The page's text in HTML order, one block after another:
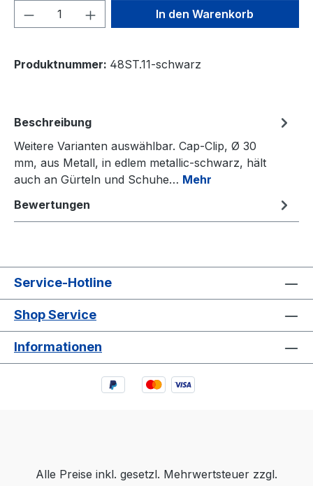
Produkt Anzahl: Gib denIn den Warenkorb
Produktnummer: 48ST.11-schwarz
Beschreibung
Weitere Varianten auswählbar. Cap-Clip, Ø 30
mm, aus Metall, in edlem metallic-schwarz, hält
auch an Gürteln und Schuhe… Mehr
Bewertungen
Service-Hotline
Shop Service
Informationen
Alle Preise inkl. gesetzl. Mehrwertsteuer zzgl.